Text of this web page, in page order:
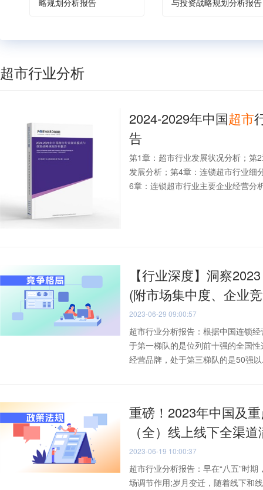
略规划分析报告
与投资战略规划分析报告
超市行业分析
2024-2029年中国超市
告
第1章：超市行业发展状况分析；第
发展分析；第4章：连锁超市行业细
6章：连锁超市行业主要企业经营分
【行业深度】洞察
(附市场集中度、企业
2023-06-29 09:00:57
超市行业分析报告：根据中国连锁
于第一梯队的是位列前十强的全国
经营品牌，处于第三梯队的是50强
重磅！2023年中国及
（全）线上线下全渠
2023-06-19 10:00:37
超市行业分析报告：早在“八五”时
场调节作用;岁月变迁，随着线下和